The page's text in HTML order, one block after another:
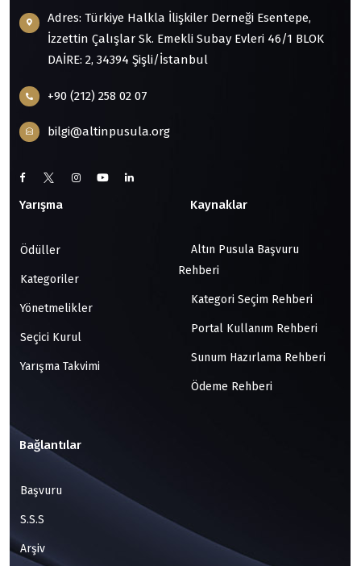
Adres: Türkiye Halkla İlişkiler Derneği Esentepe,
İzzettin Çalışlar Sk. Emekli Subay Evleri 46/1 BLOK
DAİRE: 2, 34394 Şişli/İstanbul
+90 (212) 258 02 07
bilgi@altinpusula.org
Yarışma
Ödüller
Kategoriler
Yönetmelikler
Seçici Kurul
Yarışma Takvimi
Kaynaklar
Altın Pusula Başvuru
Rehberi
Kategori Seçim Rehberi
Portal Kullanım Rehberi
Sunum Hazırlama Rehberi
Ödeme Rehberi
Bağlantılar
Başvuru
S.S.S
Arşiv